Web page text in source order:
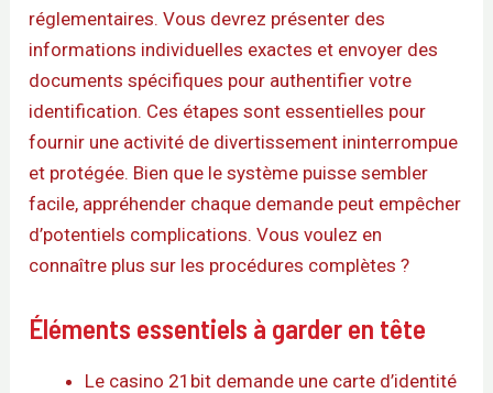
réglementaires. Vous devrez présenter des
informations individuelles exactes et envoyer des
documents spécifiques pour authentifier votre
identification. Ces étapes sont essentielles pour
fournir une activité de divertissement ininterrompue
et protégée. Bien que le système puisse sembler
facile, appréhender chaque demande peut empêcher
d’potentiels complications. Vous voulez en
connaître plus sur les procédures complètes ?
Éléments essentiels à garder en tête
Le casino 21bit demande une carte d’identité